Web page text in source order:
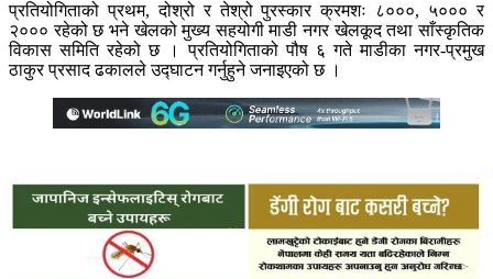
प्रतियोगिताको प्रथम, दोश्रो र तेश्रो पुरस्कार क्रमशः ८०००, ५००० र
२००० रहेको छ भने खेलको मुख्य सहयोगी माडी नगर खेलकूद तथा साँस्कृतिक
विकास समिति रहेको छ । प्रतियोगिताको पौष ६ गते माडीका नगर-प्रमुख
ठाकुर प्रसाद ढकालले उद्घाटन गर्नुहुने जनाइएको छ ।